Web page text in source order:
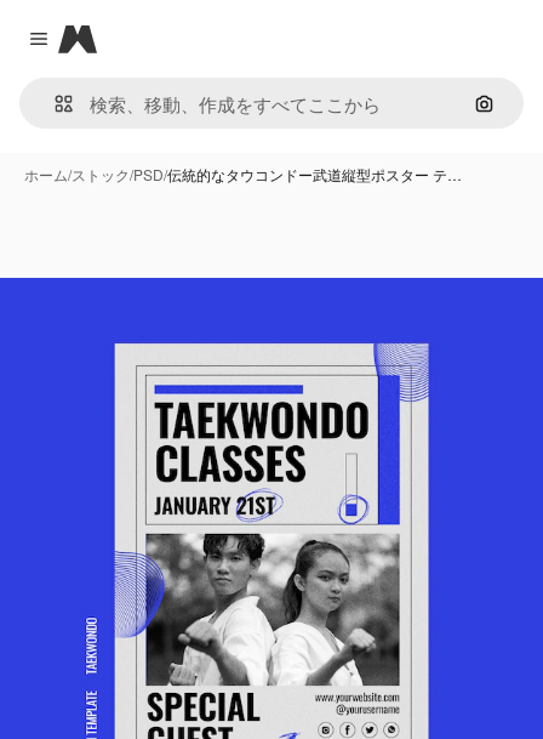
Close menu
Magnific
画像で
ホーム/ストック/PSD/伝統的なタウコンドー武道縦型ポスター テ…